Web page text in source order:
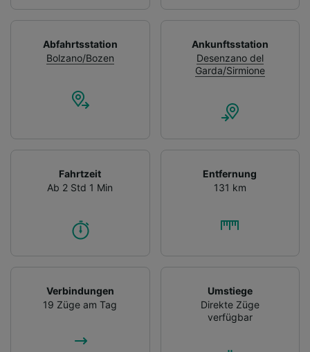
Abfahrtsstation
Bolzano/Bozen
Ankunftsstation
Desenzano del
Garda/Sirmione
Fahrtzeit
Ab 2 Std 1 Min
Entfernung
131 km
Verbindungen
19 Züge am Tag
Umstiege
Direkte Züge
verfügbar